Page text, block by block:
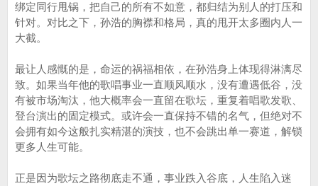
绑定同行甩锅，把自己的所有不如意，都归结为别人的打压和
针对。对比之下，孙浩的胸襟和格局，真的甩开太多圈内人一
大截。
最让人感慨的是，命运的祸福相依，在孙浩身上体现得淋漓尽
致。如果当年他的歌唱事业一直顺风顺水，没有遭遇低谷，没
有被市场淘汰，他大概率会一直留在歌坛，重复着唱歌发歌、
登台演出的固定模式。或许会一直保持不错的名气，但绝对不
会拥有如今这般扎实精湛的演技，也不会跳出单一赛道，解锁
更多人生可能。
正是因为歌坛之路彻底走不通，事业跌入谷底，人生陷入迷